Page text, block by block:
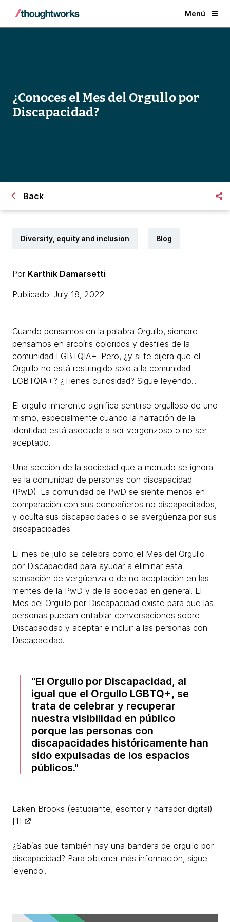
Menú
¿Conoces el Mes del Orgullo por
Discapacidad?
Back
Diversity, equity and inclusion Blog
Por Karthik Damarsetti
Publicado: July 18, 2022
Cuando pensamos en la palabra Orgullo, siempre
pensamos en arcoíris coloridos y desfiles de la
comunidad LGBTQIA+. Pero, ¿y si te dijera que el
Orgullo no está restringido solo a la comunidad
LGBTQIA+? ¿Tienes curiosidad? Sigue leyendo...
El orgullo inherente significa sentirse orgulloso de uno
mismo, especialmente cuando la narración de la
identidad está asociada a ser vergonzoso o no ser
aceptado.
Una sección de la sociedad que a menudo se ignora
es la comunidad de personas con discapacidad
(PwD). La comunidad de PwD se siente menos en
comparación con sus compañeros no discapacitados,
y oculta sus discapacidades o se avergüenza por sus
discapacidades.
El mes de julio se celebra como el Mes del Orgullo
por Discapacidad para ayudar a eliminar esta
sensación de vergüenza o de no aceptación en las
mentes de la PwD y de la sociedad en general. El
Mes del Orgullo por Discapacidad existe para que las
personas puedan entablar conversaciones sobre
Discapacidad y aceptar e incluir a las personas con
Discapacidad.
El Orgullo por Discapacidad, al
igual que el Orgullo LGBTQ+, se
trata de celebrar y recuperar
nuestra visibilidad en público
porque las personas con
discapacidades históricamente han
sido expulsadas de los espacios
públicos.
Laken Brooks (estudiante, escritor y narrador digital)
[1]
¿Sabías que también hay una bandera de orgullo por
discapacidad? Para obtener más información, sigue
leyendo...